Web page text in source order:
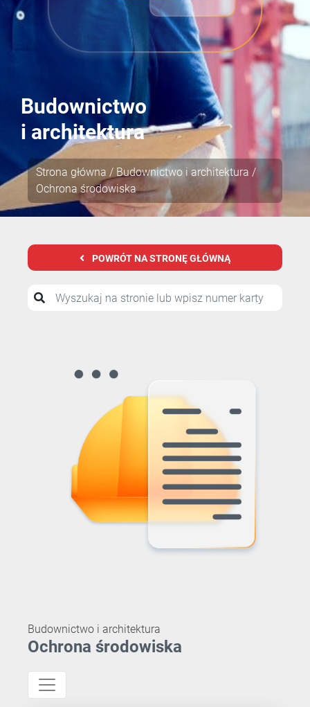
Budownictwo
i architektura
Strona główna / Budownictwo i architektura /
Ochrona środowiska
POWRÓT NA STRONĘ GŁÓWNĄ
Budownictwo i architektura
Ochrona środowiska